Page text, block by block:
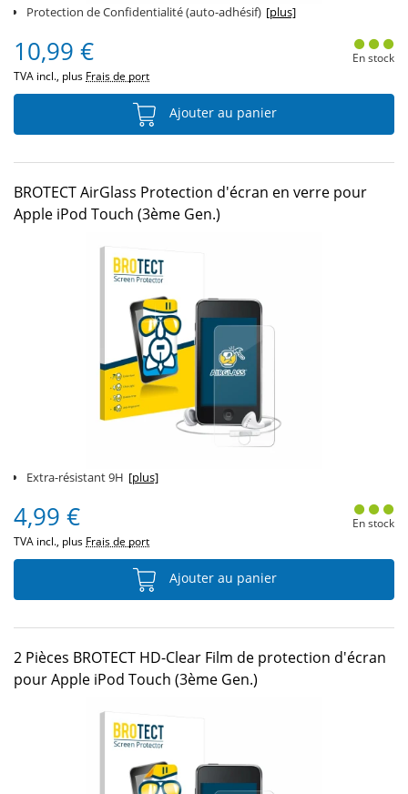
Protection de Confidentialité (auto-adhésif) [plus]
10,99 €
TVA incl., plus Frais de port
En stock
Ajouter au panier
BROTECT AirGlass Protection d'écran en verre pour
Apple iPod Touch (3ème Gen.)
Extra-résistant 9H [plus]
4,99 €
TVA incl., plus Frais de port
En stock
Ajouter au panier
2 Pièces BROTECT HD-Clear Film de protection d'écran
pour Apple iPod Touch (3ème Gen.)